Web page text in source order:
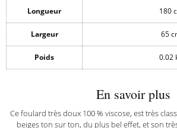
Longueur 180
Largeur 65
Poids 0.02
En savoir plus
Ce foulard très doux 100 % viscose, est très
beiges ton sur ton, du plus bel effet, et son